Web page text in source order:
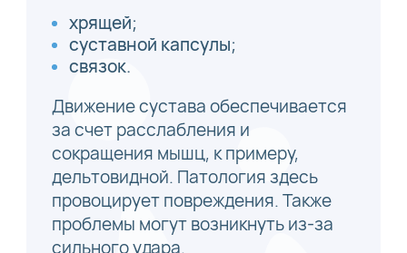
хрящей;
суставной капсулы;
связок.
Движение сустава обеспечивается
за счет расслабления и
сокращения мышц, к примеру,
дельтовидной. Патология здесь
провоцирует повреждения. Также
проблемы могут возникнуть из-за
сильного удара.